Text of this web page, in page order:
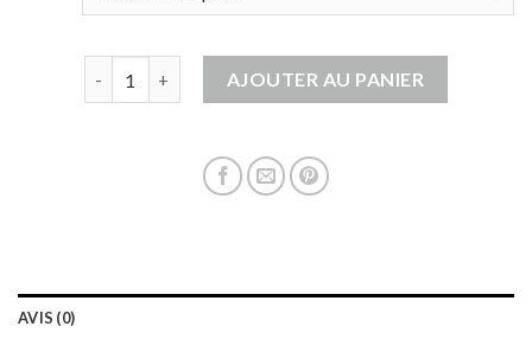
AJOUTER AU PANIER
AVIS (0)